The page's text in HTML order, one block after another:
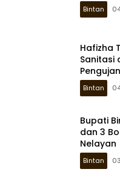
Bintan
Hafizha
Sanitasi
Pengujan
Bintan
Bupati
dan 3
Nelayan
Bintan